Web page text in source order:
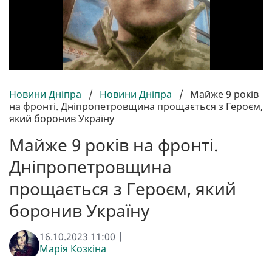
Новини Дніпра / Новини Дніпра / Майже 9 років
на фронті. Дніпропетровщина прощається з Героєм,
який боронив Україну
Майже 9 років на фронті.
Дніпропетровщина
прощається з Героєм, який
боронив Україну
16.10.2023 11:00 |
Марія Козкіна